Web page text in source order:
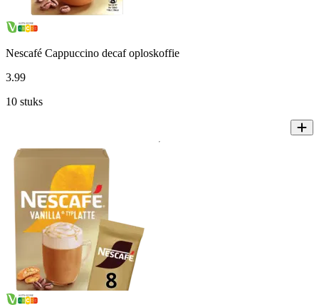
Nescafé Cappuccino decaf oploskoffie
3.99
10 stuks